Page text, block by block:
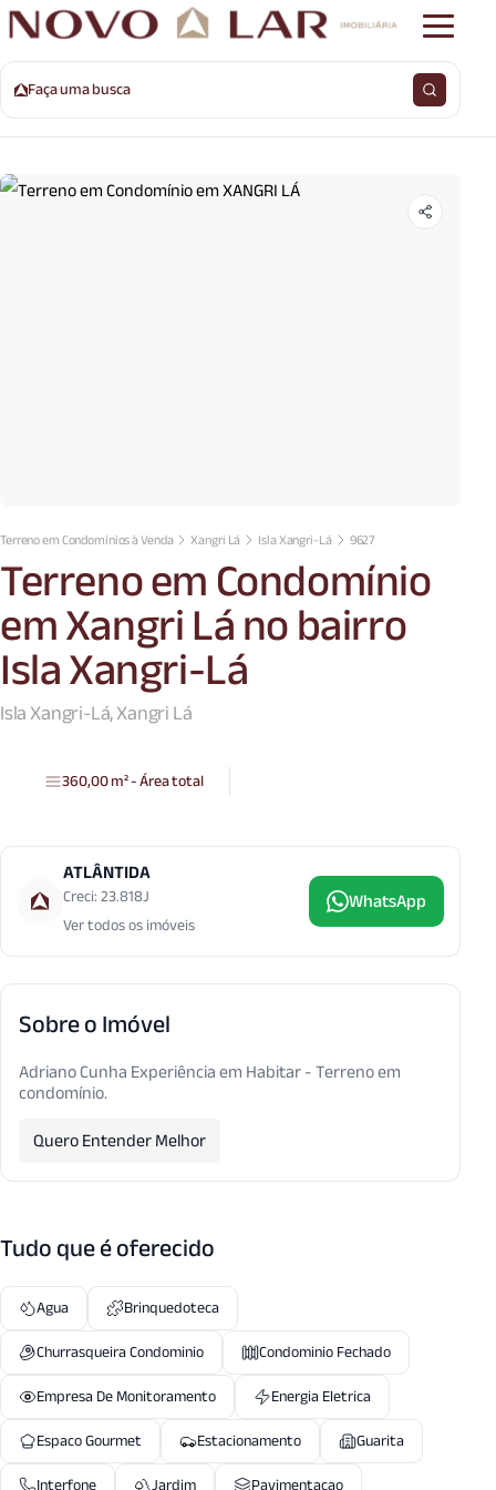
Faça uma busca
Terreno em Condomínios à Venda Xangri Lá Isla Xangri-Lá 9627
Terreno em Condomínio
em Xangri Lá no bairro
Isla Xangri-Lá
Isla Xangri-Lá, Xangri Lá
360,00 m² - Área total
ATLÂNTIDA
Creci: 23.818J
Ver todos os imóveis
WhatsApp
Sobre o Imóvel
Adriano Cunha Experiência em Habitar - Terreno em
condomínio.
Quero Entender Melhor
Tudo que é oferecido
Agua
Brinquedoteca
Churrasqueira Condominio
Condominio Fechado
Empresa De Monitoramento
Energia Eletrica
Espaco Gourmet
Estacionamento
Guarita